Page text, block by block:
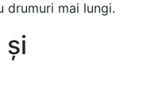
drumuri mai lungi.
și